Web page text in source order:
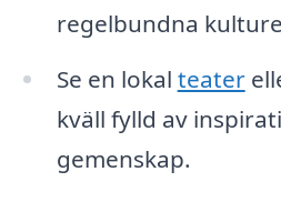
regelbundna
Se en lokal teater
kväll fylld av
gemenskap.